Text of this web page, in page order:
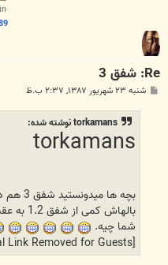
Re: شفق 3
پ شنبه ۲۳ شهریور ۱۳۸۷, ۲:۳۷ ب.ظ
torkamans نوشته شده:
torkamans
بچه ها
شما چیه.